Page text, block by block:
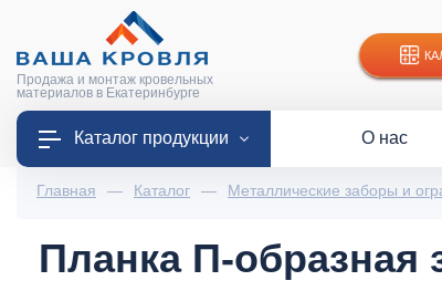
Продажа и монтаж кровельных
материалов в Екатеринбурге
Каталог продукции О нас
Главная — Каталог — Металлические заборы и
Планка П-образная